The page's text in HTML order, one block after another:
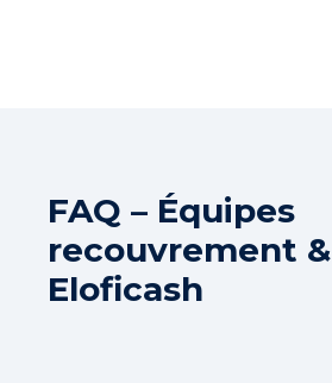
FAQ – Équipes
recouvrement &
Eloficash